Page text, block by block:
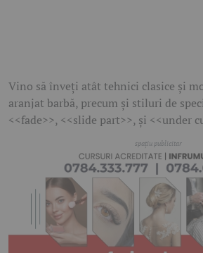
Vino să înveţi atât tehnici clasice și
aranjat barbă, precum și stiluri de
<<fade>>, <<slide part>>, și <<under